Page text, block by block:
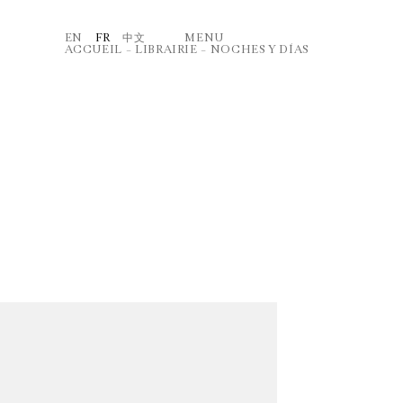
EN FR 中文
MENU
ACCUEIL – LIBRAIRIE – NOCHES Y DÍAS